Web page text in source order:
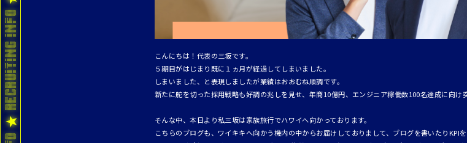
こんにちは！代表の三坂です。
５期目がはじまり既に１ヵ月が経過してしまいました。
しまいました、と表現しましたが業績はおおむね順調です。
新たに舵を切った採用戦略も好調の兆しを見せ、年商10億円、エンジニア稼働数100名達成に向け
そんな中、本日より私三坂は家族旅行でハワイへ向かっております。
こちらのブログも、ワイキキへ向かう機内の中からお届けしておりまして、ブログを書いたりKPI